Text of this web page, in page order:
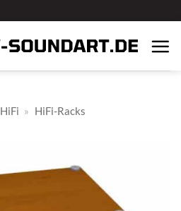
HiFi » HiFi-Racks